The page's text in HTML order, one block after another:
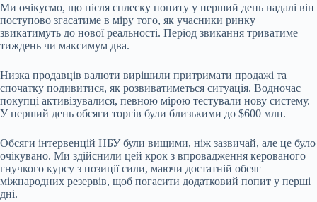
Ми очікуємо, що після сплеску попиту у перший день надалі він
поступово згасатиме в міру того, як учасники ринку
звикатимуть до нової реальності. Період звикання триватиме
тиждень чи максимум два.
Низка продавців валюти вирішили притримати продажі та
спочатку подивитися, як розвиватиметься ситуація. Водночас
покупці активізувалися, певною мірою тестували нову систему.
У перший день обсяги торгів були близькими до $600 млн.
Обсяги інтервенцій НБУ були вищими, ніж зазвичай, але це було
очікувано. Ми здійснили цей крок з впровадження керованого
гнучкого курсу з позиції сили, маючи достатній обсяг
міжнародних резервів, щоб погасити додатковий попит у перші
дні.